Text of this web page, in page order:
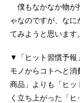
僕もなかなか物が
ゃなのですが、な
てみようと思います。
▼「ヒット習慣予報
モノからコトへと消
商品」よりも「ヒッ
く立ち上がった「